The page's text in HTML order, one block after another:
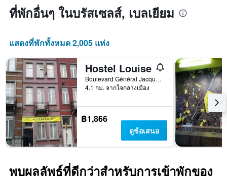
ที่พักอื่นๆ ในบรัสเซลส์, เบลเยียม
แสดงที่พักทั้งหมด 2,005 แห่ง
Hostel Louise
Boulevard Général Jacques 82, บรัสเซลส์, เบลเยียม
4.1 กม. จากใจกลางเมือง
฿1,866
ดูข้อเสนอ
พบผลลัพธ์ที่ดีกว่าสำหรับการเข้าพักของ